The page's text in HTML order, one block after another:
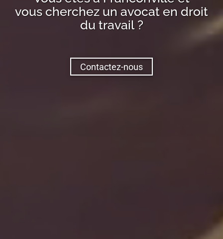
vous cherchez un avocat en droit
du travail ?
Contactez-nous